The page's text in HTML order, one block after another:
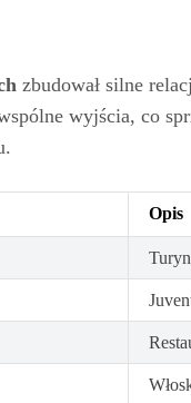
zbudował silne
wyjścia, co
Opis
Turyn